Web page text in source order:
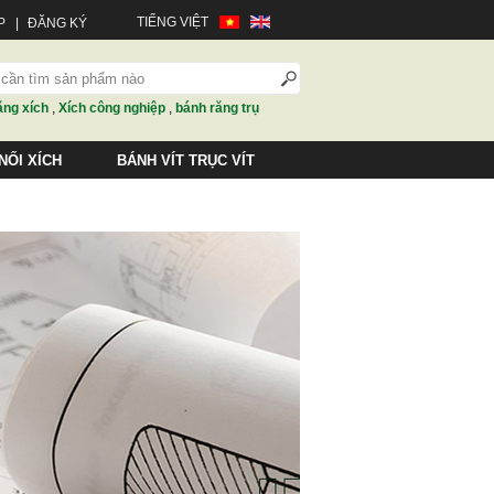
ĐĂNG KÝ TIẾNG VIỆT
xích , Xích công nghiệp , bánh răng trụ
XÍCH BÁNH VÍT TRỤC VÍT